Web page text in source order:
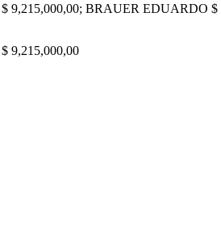
BRAUER EDUARDO $
9,215,000,00